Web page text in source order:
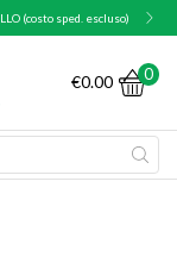
(costo sped. escluso)
€0.00 0